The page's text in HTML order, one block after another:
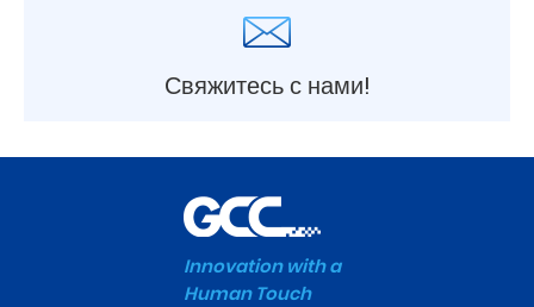
Свяжитесь с нами!
Innovation with a
Human Touch